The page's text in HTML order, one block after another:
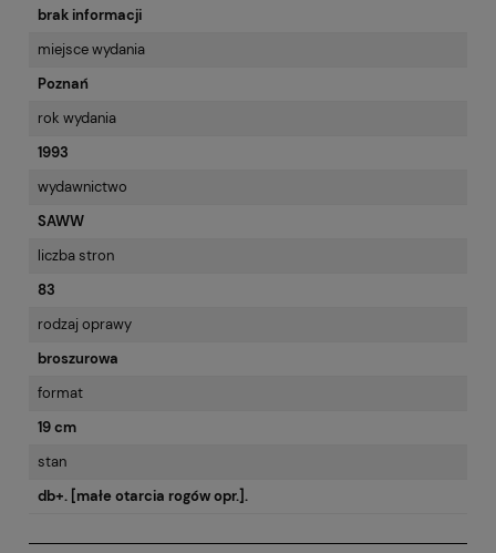
brak informacji
miejsce wydania
Poznań
rok wydania
1993
wydawnictwo
SAWW
liczba stron
83
rodzaj oprawy
broszurowa
format
19 cm
stan
db+. [małe otarcia rogów opr.].